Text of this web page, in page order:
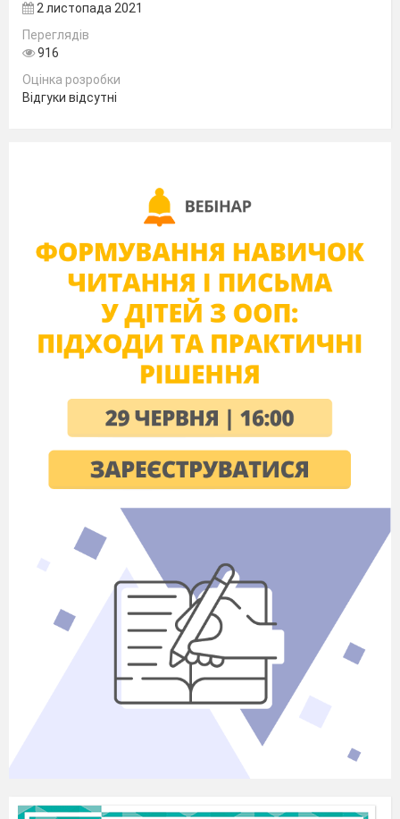
кімнату сонце.» (лежачи на животі,
виконувати вправу «човник» з цеглинками
Вправа «Будування даху». «А тепер збудуєм
дах, росте місто на очах.» (присідання з
2 листопада 2021
Переглядів
916
Оцінка розробки
Відгуки відсутні